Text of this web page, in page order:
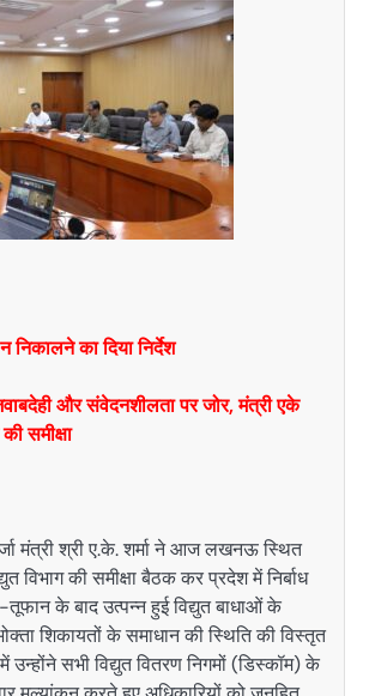
निकालने का दिया निर्देश
और संवेदनशीलता पर जोर, मंत्री एके
समीक्षा
मंत्री श्री ए.के. शर्मा ने आज लखनऊ स्थित
विभाग की समीक्षा बैठक कर प्रदेश में निर्बाध
तूफान के बाद उत्पन्न हुई विद्युत बाधाओं के
शिकायतों के समाधान की स्थिति की विस्तृत
उन्होंने सभी विद्युत वितरण निगमों (डिस्कॉम) के